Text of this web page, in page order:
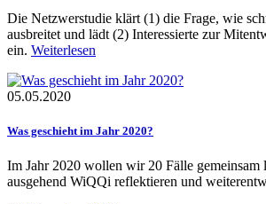
Die Netzwerstudie klärt (1) die Frage, wie
ausbreitet und lädt (2) Interessierte zur
ein. Weiterlesen
05.05.2020
Was geschieht im Jahr 2020?
Im Jahr 2020 wollen wir 20 Fälle gemeinsam
ausgehend WiQQi reflektieren und